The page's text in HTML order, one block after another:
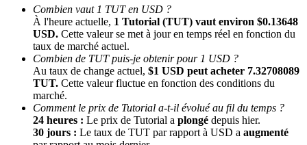
Parrainage
Invitez un ami pour recevoir des récompenses en espèces
BTC Welcome Rewards
Combien vaut 1 TUT en USD ?
À l'heure actuelle, 1 Tutorial (TUT) vaut environ $0.13648
USD. Cette valeur se met à jour en temps réel en fonction du
taux de marché actuel.
Combien de TUT puis-je obtenir pour 1 USD ?
Au taux de change actuel, $1 USD peut acheter 7.32708089
TUT. Cette valeur fluctue en fonction des conditions du
marché.
Comment le prix de Tutorial a-t-il évolué au fil du temps ?
24 heures : Le prix de Tutorial a plongé depuis hier.
30 jours : Le taux de TUT par rapport à USD a augmenté